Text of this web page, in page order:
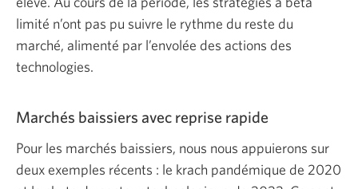
limité n’ont pas pu suivre le rythme du reste du
marché, alimenté par l’envolée des actions des
technologies.
Marchés baissiers avec reprise rapide
Pour les marchés baissiers, nous nous appuierons sur
deux exemples récents : le krach pandémique de 2020